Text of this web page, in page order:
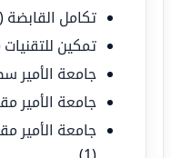
تكامل القابضة (1)
تمكين للتقنيات
جامعة الأمير
جامعة الأمير
جامعة الأمير